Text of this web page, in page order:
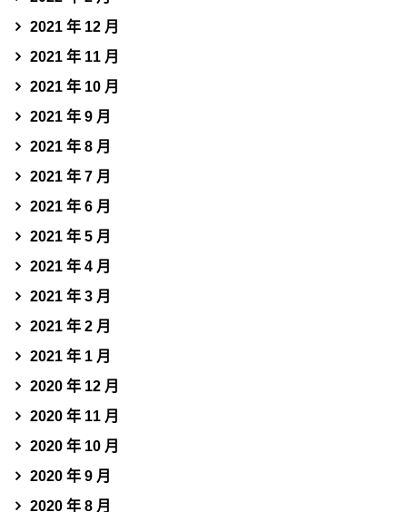
2021 年 12 月
2021 年 11 月
2021 年 10 月
2021 年 9 月
2021 年 8 月
2021 年 7 月
2021 年 6 月
2021 年 5 月
2021 年 4 月
2021 年 3 月
2021 年 2 月
2021 年 1 月
2020 年 12 月
2020 年 11 月
2020 年 10 月
2020 年 9 月
2020 年 8 月